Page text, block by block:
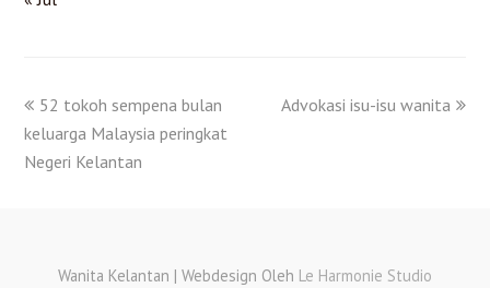
52 tokoh sempena bulan
keluarga Malaysia peringkat
Negeri Kelantan
Advokasi isu-isu wanita
Wanita Kelantan | Webdesign Oleh Le Harmonie Studio